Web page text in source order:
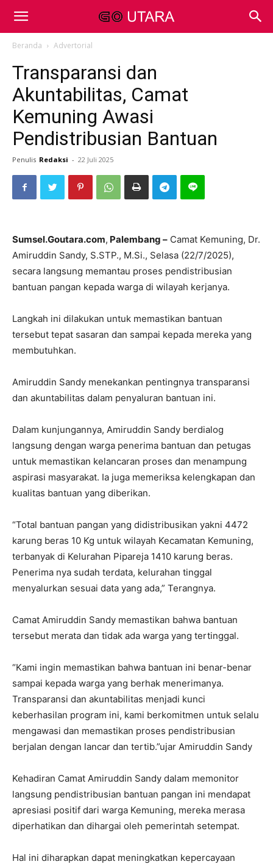
Beranda Advertorial
Transparansi dan
Akuntabilitas, Camat
Kemuning Awasi
Pendistribusian Bantuan
Penulis Redaksi - 22 Juli 2025
Sumsel.Goutara.com, Palembang – Camat Kemuning, Dr.
Amiruddin Sandy, S.STP., M.Si., Selasa (22/7/2025),
secara langsung memantau proses pendistribusian
bantuan pangan kepada warga di wilayah kerjanya.
Langkah ini dilakukan untuk memastikan bantuan
tersebut tepat sasaran dan sampai kepada mereka yang
membutuhkan.
Amiruddin Sandy menekankan pentingnya transparansi
dan akuntabilitas dalam penyaluran bantuan ini.
Dalam kunjungannya, Amiruddin Sandy berdialog
langsung dengan warga penerima bantuan dan petugas
untuk memastikan kelancaran proses dan menampung
aspirasi masyarakat. Ia juga memeriksa kelengkapan dan
kualitas bantuan yang diberikan.
“Total bantuan pangan yang didistribusikan yakni 4472
karung beras 10 Kg untuk wilayah Kecamatan Kemuning,
terbanyak di Kelurahan Pipareja 1410 karung beras.
Penerima nya sudah terdata, kelurahan tinggal
menyalurkan sesuai data yang ada,” Terangnya.
Camat Amiruddin Sandy memastikan bahwa bantuan
tersebut merata dan tidak ada warga yang tertinggal.
“Kami ingin memastikan bahwa bantuan ini benar-benar
sampai kepada warga yang berhak menerimanya.
Transparansi dan akuntabilitas menjadi kunci
keberhasilan program ini, kami berkomitmen untuk selalu
mengawasi dan memastikan proses pendistribusian
berjalan dengan lancar dan tertib.”ujar Amiruddin Sandy
Kehadiran Camat Amiruddin Sandy dalam memonitor
langsung pendistribusian bantuan pangan ini mendapat
apresiasi positif dari warga Kemuning, mereka merasa
diperhatikan dan dihargai oleh pemerintah setempat.
Hal ini diharapkan dapat meningkatkan kepercayaan